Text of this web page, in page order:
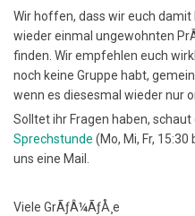
Wir hoffen, dass wir euch
wieder einmal ungewohnten
finden. Wir empfehlen euch
noch keine Gruppe habt,
wenn es diesesmal wieder nur
Solltet ihr Fragen haben,
Sprechstunde (Mo, Mi, Fr,
uns eine Mail.
Viele GrÃƒÂ¼ÃƒÅ¸e